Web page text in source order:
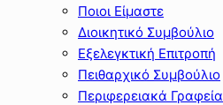
Ποιοι Είμαστε
Διοικητικό Συμβούλιο
Εξελεγκτική Επιτροπή
Πειθαρχικό Συμβούλιο
Περιφερειακά Γραφεία